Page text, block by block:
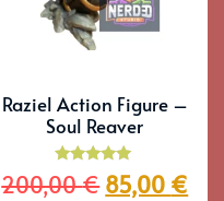
Raziel Action Figure –
Soul Reaver
Valutato
5.00
200,00€ 85,00 €